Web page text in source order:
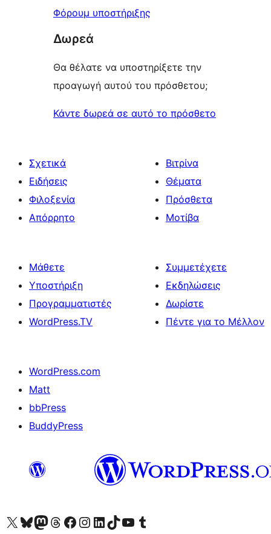
Φόρουμ υποστήριξης
Δωρεά
Θα θέλατε να υποστηρίξετε την
προαγωγή αυτού του πρόσθετου;
Κάντε δωρεά σε αυτό το πρόσθετο
Σχετικά
Ειδήσεις
Φιλοξενία
Απόρρητο
Βιτρίνα
Θέματα
Πρόσθετα
Μοτίβα
Μάθετε
Υποστήριξη
Προγραμματιστές
WordPress.TV
Συμμετέχετε
Εκδηλώσεις
Δωρίστε
Πέντε για το Μέλλον
WordPress.com
Matt
bbPress
BuddyPress
Visit our X (formerly Twitter) account
Visit our Bluesky account
Επισκεφθείτε τον λογαριασμό μας στο Mastodon
Visit our Threads account
Επισκεφτείτε τη σελίδα μας στο Facebook
Επισκεφθείτε τον λογαριασμό μας Instagram
Επισκεφθείτε τον λογαριασμό μας LinkedIn
Visit our TikTok account
Visit our YouTube channel
Visit our Tumblr account